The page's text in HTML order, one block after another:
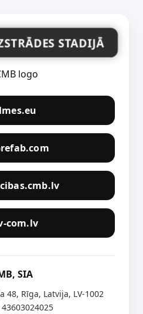
STADIJĀ
com.lv
SIA
48, Rīga, Latvija, LV-1002